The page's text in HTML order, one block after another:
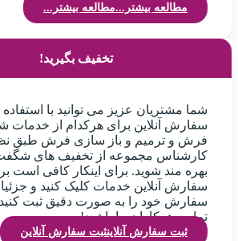
مطالعه بیشتر...مطالعه بیشتر...
تخفیف بگیرید!
شما مشتریان عزیز می توانید با
سفارش آنلاین برای هرکدام از
فرش و ترمیم و باز سازی فرش طبق
کارشناس مجموعه از تخفیف های شگفت
بهره مند شوید. برای اینکار کافی است
سفارش آنلاین خدمات کلیک کنید و
سفارش خود را به صورت دقیق ثبت کنید
تماس همکاران ما باشید!
ثبت سفارش آنلاینثبت سفارش آنلاین